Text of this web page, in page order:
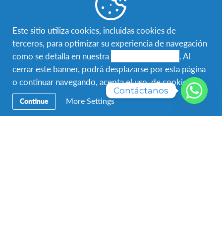
FacebookInstagramTwitter
Navegación
Secundaria
Viaja con AFS
Hospeda con AFS
Voluntariado Local
Acerca de AFS
Contáctanos
Este sitio utiliza cookies, incluidas cookies de
terceros, para optimizar su experiencia de navegación
como se detalla en nuestra
. Al
cerrar este banner, podrá desplazarse por esta página
o continuar navegando, acepta el uso de cookies.
Continue More Settings